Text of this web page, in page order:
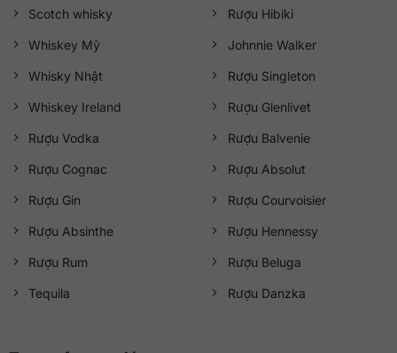
Scotch whisky
Whiskey Mỹ
Whisky Nhật
Whiskey Ireland
Rượu Vodka
Rượu Cognac
Rượu Gin
Rượu Absinthe
Rượu Rum
Tequila
Rượu Hibiki
Johnnie Walker
Rượu Singleton
Rượu Glenlivet
Rượu Balvenie
Rượu Absolut
Rượu Courvoisier
Rượu Hennessy
Rượu Beluga
Rượu Danzka